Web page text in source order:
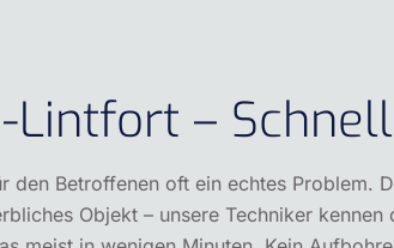
–
den Betroffenen oft ein echtes Problem.
Objekt – unsere Techniker